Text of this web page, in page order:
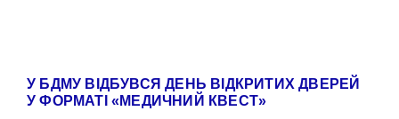
У БДМУ ВІДБУВСЯ ДЕНЬ ВІДКРИТИХ ДВЕРЕЙ
У ФОРМАТІ «МЕДИЧНИЙ КВЕСТ»